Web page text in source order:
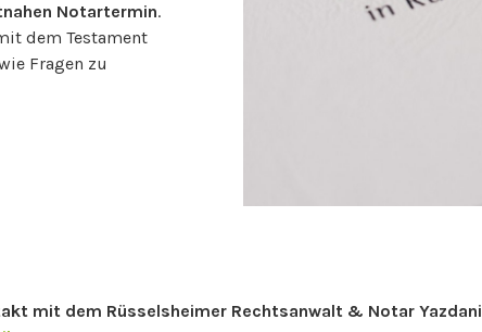
Notartermin.
dem Testament
Fragen zu
mit dem Rüsselsheimer Rechtsanwalt & Notar Yazdani